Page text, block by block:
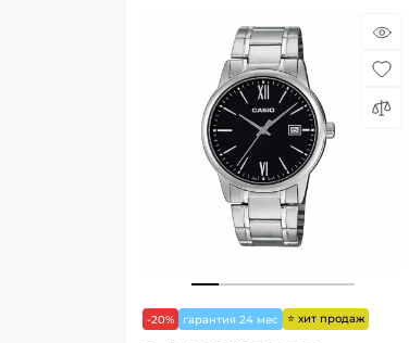
-20% гарантия 24 мес ⭐ хит продаж